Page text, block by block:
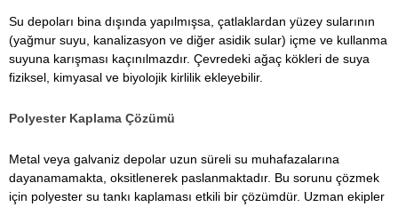
Su depoları bina dışında yapılmışsa, çatlaklardan yüzey sularının
(yağmur suyu, kanalizasyon ve diğer asidik sular) içme ve kullanma
suyuna karışması kaçınılmazdır. Çevredeki ağaç kökleri de suya
fiziksel, kimyasal ve biyolojik kirlilik ekleyebilir.
Polyester Kaplama Çözümü
Metal veya galvaniz depolar uzun süreli su muhafazalarına
dayanamamakta, oksitlenerek paslanmaktadır. Bu sorunu çözmek
için polyester su tankı kaplaması etkili bir çözümdür. Uzman ekipler